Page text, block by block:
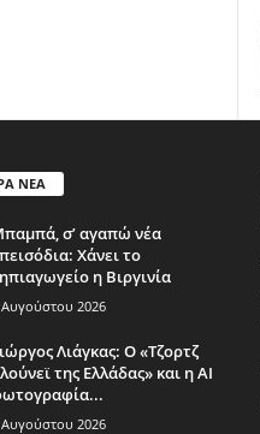
ΝΕΑ
σ’ αγαπώ νέα
Χάνει το
η Βιργινία
2026
Λιάγκας: Ο «Τζορτζ
της Ελλάδας» και η AI
2026